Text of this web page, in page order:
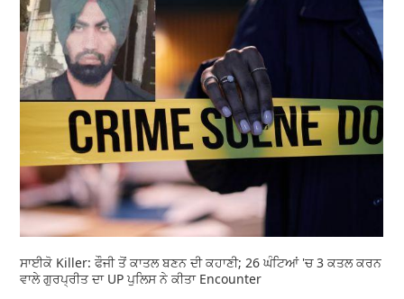
ਸਾਈਕੋ Killer: ਫੌਜੀ ਤੋਂ ਕਾਤਲ ਬਣਨ ਦੀ ਕਹਾਣੀ; 26 ਘੰਟਿਆਂ 'ਚ 3 ਕਤਲ ਕਰਨ
ਵਾਲੇ ਗੁਰਪ੍ਰੀਤ ਦਾ UP ਪੁਲਿਸ ਨੇ ਕੀਤਾ Encounter